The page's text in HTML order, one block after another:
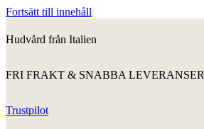
Fortsätt till innehåll
Hudvård från Italien
FRI FRAKT & SNABBA LEVERANSER
Trustpilot